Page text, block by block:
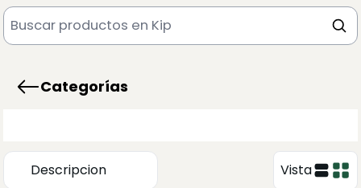
Categorías
Descripcion Vista